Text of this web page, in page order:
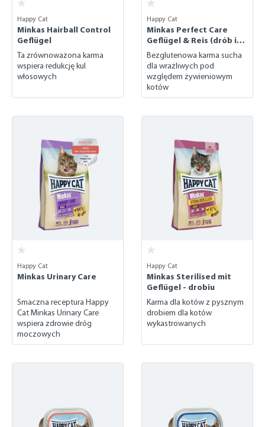
Happy Cat
Minkas Hairball Control
Geflügel
Ta zrównoważona karma
wspiera redukcję kul
włosowych
Happy Cat
Minkas Perfect Care
Geflügel & Reis (drób i
ryż)
Bezglutenowa karma sucha
dla wrażliwych pod
względem żywieniowym
kotów
Happy Cat
Minkas Urinary Care
Smaczna receptura Happy
Cat Minkas Urinary Care
wspiera zdrowie dróg
moczowych
Happy Cat
Minkas Sterilised mit
Geflügel - drobiu
Karma dla kotów z pysznym
drobiem dla kotów
wykastrowanych